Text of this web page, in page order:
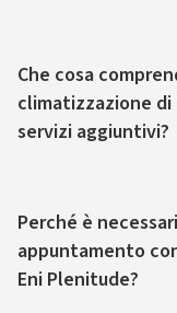
Che cosa
climatizzazione
servizi aggiuntivi?
Perché è
appuntamento
Eni Plenitude?